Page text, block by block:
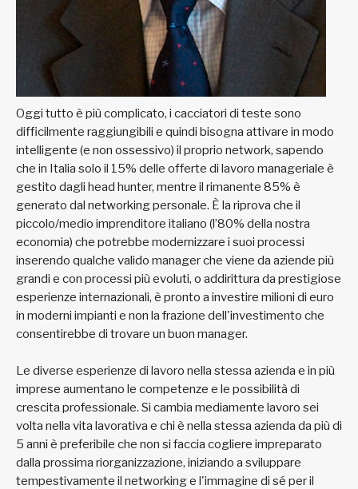
Oggi tutto è più complicato, i cacciatori di teste sono
difficilmente raggiungibili e quindi bisogna attivare in modo
intelligente (e non ossessivo) il proprio network, sapendo
che in Italia solo il 15% delle offerte di lavoro manageriale è
gestito dagli head hunter, mentre il rimanente 85% è
generato dal networking personale. È la riprova che il
piccolo/medio imprenditore italiano (l’80% della nostra
economia) che potrebbe modernizzare i suoi processi
inserendo qualche valido manager che viene da aziende più
grandi e con processi più evoluti, o addirittura da prestigiose
esperienze internazionali, è pronto a investire milioni di euro
in moderni impianti e non la frazione dell'investimento che
consentirebbe di trovare un buon manager.
Le diverse esperienze di lavoro nella stessa azienda e in più
imprese aumentano le competenze e le possibilità di
crescita professionale. Si cambia mediamente lavoro sei
volta nella vita lavorativa e chi è nella stessa azienda da più di
5 anni è preferibile che non si faccia cogliere impreparato
dalla prossima riorganizzazione, iniziando a sviluppare
tempestivamente il networking e l'immagine di sé per il